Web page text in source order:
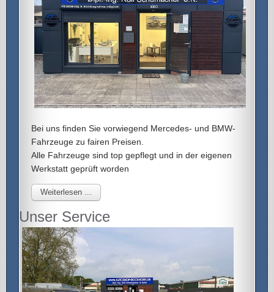
Bei uns finden Sie vorwiegend Mercedes- und BMW-
Fahrzeuge zu fairen Preisen.
Alle Fahrzeuge sind top gepflegt und in der eigenen
Werkstatt geprüft worden
Weiterlesen ...
Unser Service